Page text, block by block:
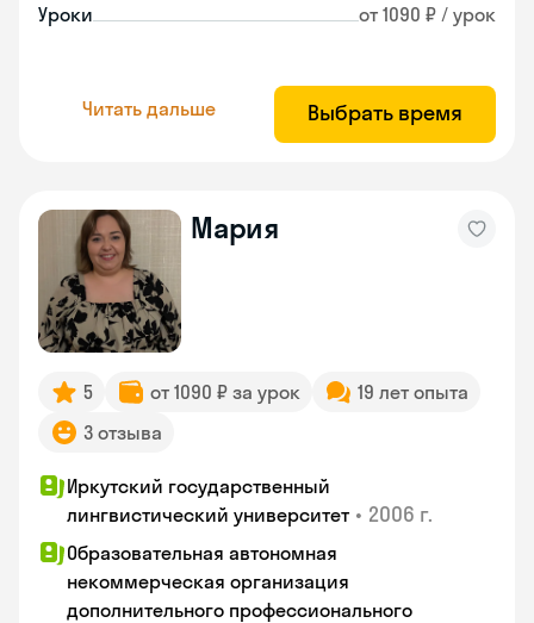
Уроки от 1090 ₽ / урок
Читать дальше Выбрать время
Мария
5 от 1090 ₽ за урок
19 лет опыта
3 отзыва
Иркутский государственный
лингвистический университет • 2006 г.
Образовательная автономная
некоммерческая организация
дополнительного профессионального